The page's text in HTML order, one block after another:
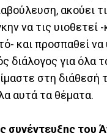
ακούει
να τις υιοθετεί
και προσπαθεί να
διάλογος για όλα
στη διάθεσή
αυτά τα θέματα.
συνέντευξης του